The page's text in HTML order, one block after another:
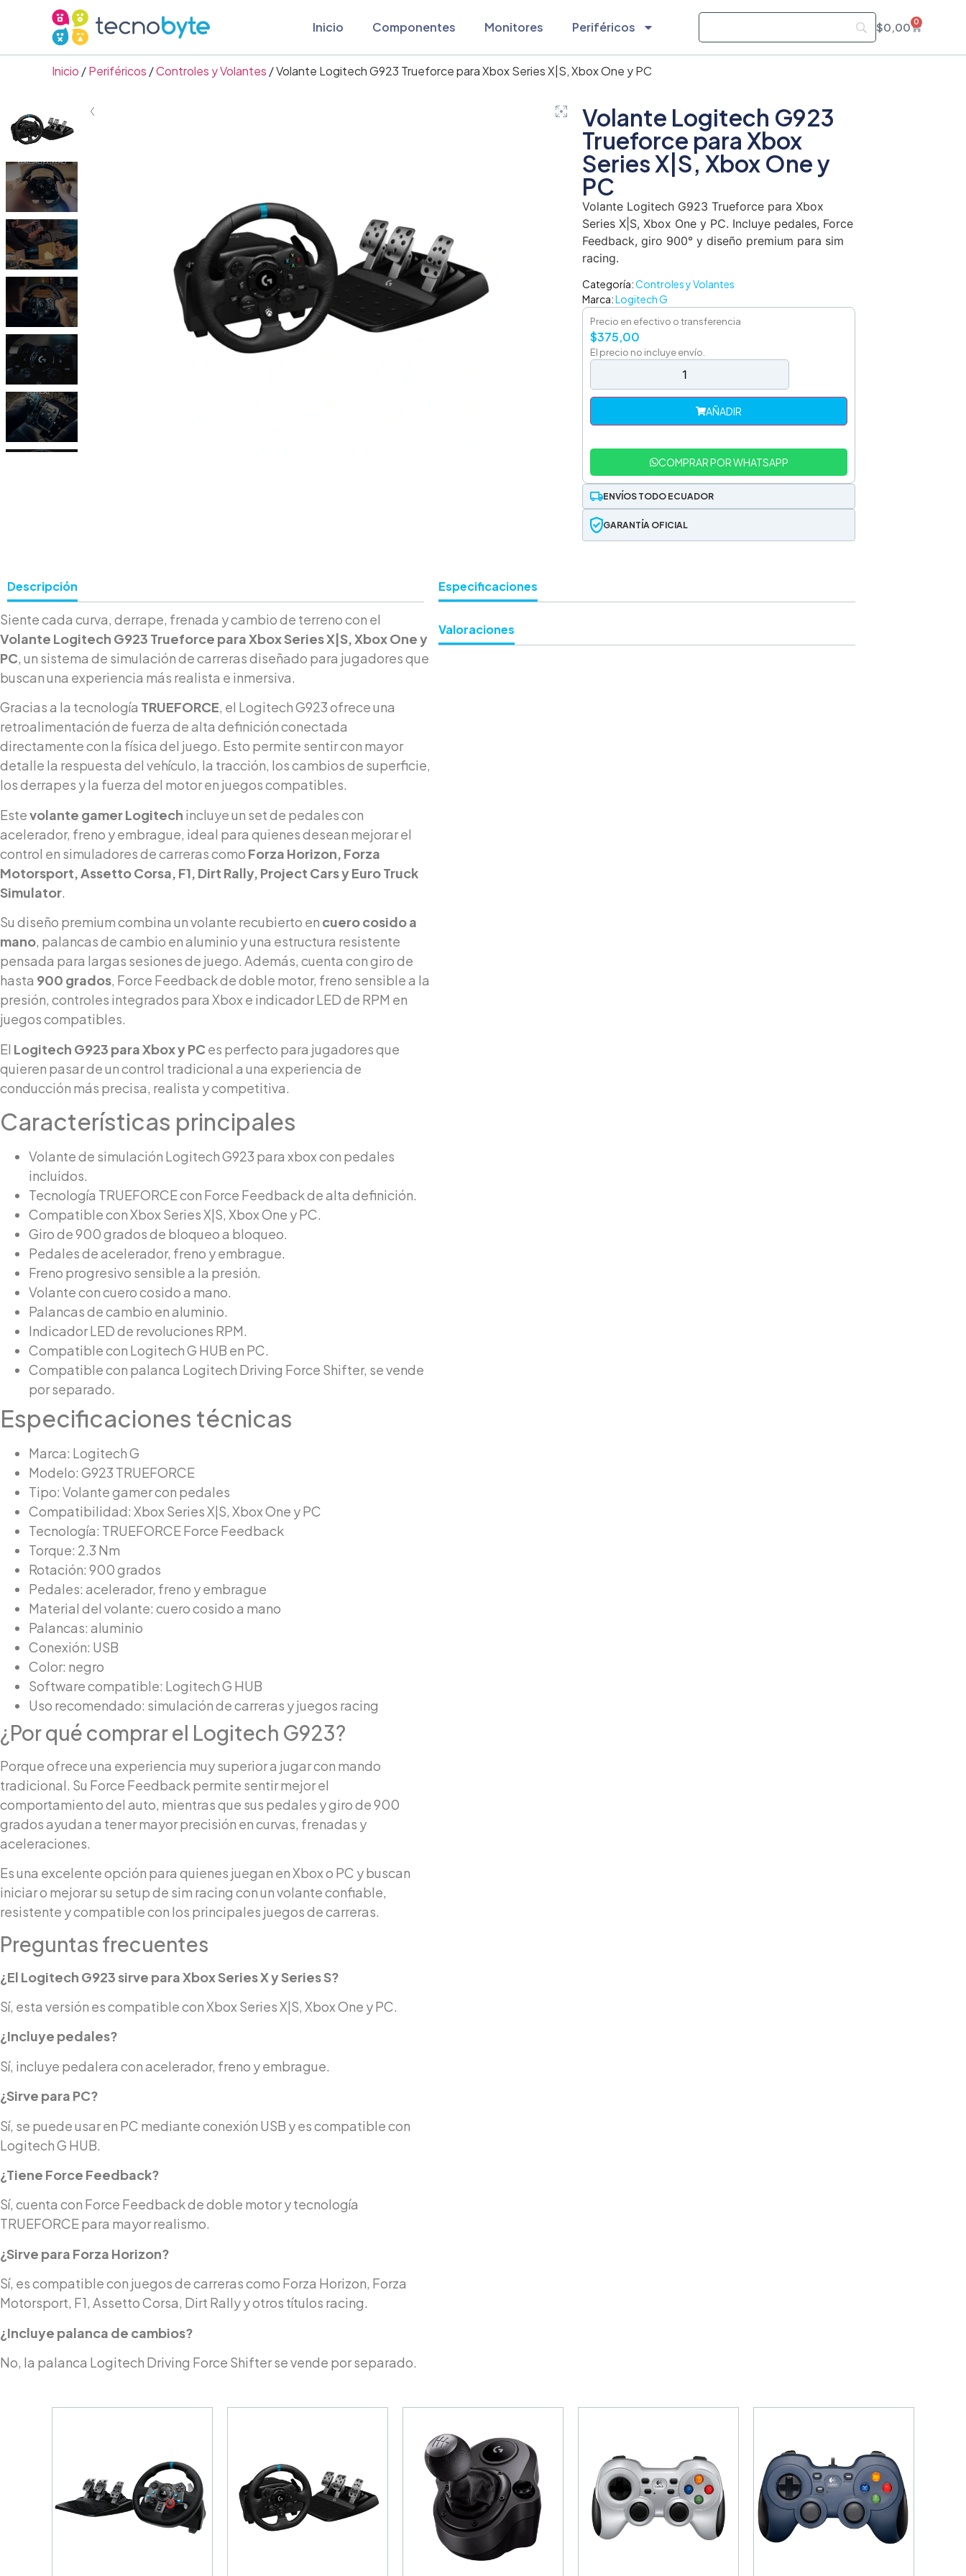
Inicio Componentes Monitores Periféricos $0,00 0
Inicio /Periféricos /Controles y Volantes / Volante Logitech G923 Trueforce para Xbox Series X|S, Xbox One y PC
Volante Logitech G923
Trueforce para Xbox
Series X|S, Xbox One y
PC
Volante Logitech G923 Trueforce para Xbox
Series X|S, Xbox One y PC. Incluye pedales, Force
Feedback, giro 900° y diseño premium para sim
racing.
Categoría:Controles y Volantes
Marca:Logitech G
Precio en efectivo o transferencia
$375,00
El precio no incluye envío.
AÑADIR
COMPRAR POR WHATSAPP
ENVÍOS TODO ECUADOR
GARANTÍA OFICIAL
Descripción
Siente cada curva, derrape, frenada y cambio de terreno con el
Volante Logitech G923 Trueforce para Xbox Series X|S, Xbox One y
PC, un sistema de simulación de carreras diseñado para jugadores que
buscan una experiencia más realista e inmersiva.
Gracias a la tecnología TRUEFORCE, el Logitech G923 ofrece una
retroalimentación de fuerza de alta definición conectada
directamente con la física del juego. Esto permite sentir con mayor
detalle la respuesta del vehículo, la tracción, los cambios de superficie,
los derrapes y la fuerza del motor en juegos compatibles.
Estevolante gamer Logitech incluye un set de pedales con
acelerador, freno y embrague, ideal para quienes desean mejorar el
control en simuladores de carreras como Forza Horizon, Forza
Motorsport, Assetto Corsa, F1, Dirt Rally, Project Cars y Euro Truck
Simulator.
Su diseño premium combina un volante recubierto en cuero cosido a
mano, palancas de cambio en aluminio y una estructura resistente
pensada para largas sesiones de juego. Además, cuenta con giro de
hasta 900 grados, Force Feedback de doble motor, freno sensible a la
presión, controles integrados para Xbox e indicador LED de RPM en
juegos compatibles.
El Logitech G923 para Xbox y PC es perfecto para jugadores que
quieren pasar de un control tradicional a una experiencia de
conducción más precisa, realista y competitiva.
Características principales
Volante de simulación Logitech G923 para xbox con pedales
incluidos.
Tecnología TRUEFORCE con Force Feedback de alta definición.
Compatible con Xbox Series X|S, Xbox One y PC.
Giro de 900 grados de bloqueo a bloqueo.
Pedales de acelerador, freno y embrague.
Freno progresivo sensible a la presión.
Volante con cuero cosido a mano.
Palancas de cambio en aluminio.
Indicador LED de revoluciones RPM.
Compatible con Logitech G HUB en PC.
Compatible con palanca Logitech Driving Force Shifter, se vende
por separado.
Especificaciones técnicas
Marca: Logitech G
Modelo: G923 TRUEFORCE
Tipo: Volante gamer con pedales
Compatibilidad: Xbox Series X|S, Xbox One y PC
Tecnología: TRUEFORCE Force Feedback
Torque: 2.3 Nm
Rotación: 900 grados
Pedales: acelerador, freno y embrague
Material del volante: cuero cosido a mano
Palancas: aluminio
Conexión: USB
Color: negro
Software compatible: Logitech G HUB
Uso recomendado: simulación de carreras y juegos racing
¿Por qué comprar el Logitech G923?
Porque ofrece una experiencia muy superior a jugar con mando
tradicional. Su Force Feedback permite sentir mejor el
comportamiento del auto, mientras que sus pedales y giro de 900
grados ayudan a tener mayor precisión en curvas, frenadas y
aceleraciones.
Es una excelente opción para quienes juegan en Xbox o PC y buscan
iniciar o mejorar su setup de sim racing con un volante confiable,
resistente y compatible con los principales juegos de carreras.
Preguntas frecuentes
¿El Logitech G923 sirve para Xbox Series X y Series S?
Sí, esta versión es compatible con Xbox Series X|S, Xbox One y PC.
¿Incluye pedales?
Sí, incluye pedalera con acelerador, freno y embrague.
¿Sirve para PC?
Sí, se puede usar en PC mediante conexión USB y es compatible con
Logitech G HUB.
¿Tiene Force Feedback?
Sí, cuenta con Force Feedback de doble motor y tecnología
TRUEFORCE para mayor realismo.
¿Sirve para Forza Horizon?
Sí, es compatible con juegos de carreras como Forza Horizon, Forza
Motorsport, F1, Assetto Corsa, Dirt Rally y otros títulos racing.
¿Incluye palanca de cambios?
No, la palanca Logitech Driving Force Shifter se vende por separado.
Especificaciones
Valoraciones